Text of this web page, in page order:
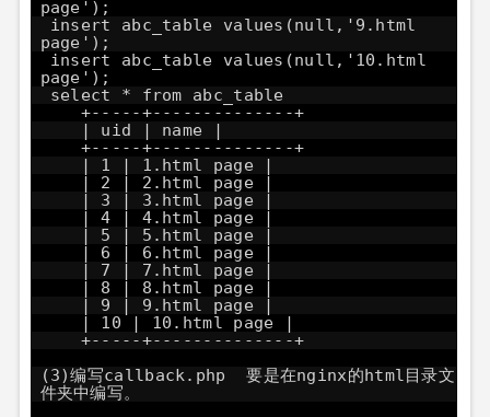
page');
insert abc_table values(null,'9.html
page');
insert abc_table values(null,'10.html
page');
select * from abc_table
+-----+--------------+
| uid | name |
+-----+--------------+
| 1 | 1.html page |
| 2 | 2.html page |
| 3 | 3.html page |
| 4 | 4.html page |
| 5 | 5.html page |
| 6 | 6.html page |
| 7 | 7.html page |
| 8 | 8.html page |
| 9 | 9.html page |
| 10 | 10.html page |
+-----+--------------+
(3)编写callback.php 要是在nginx的html目录文
件夹中编写。